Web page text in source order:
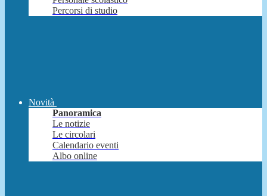
Percorsi di studio
Novità
Panoramica
Le notizie
Le circolari
Calendario eventi
Albo online